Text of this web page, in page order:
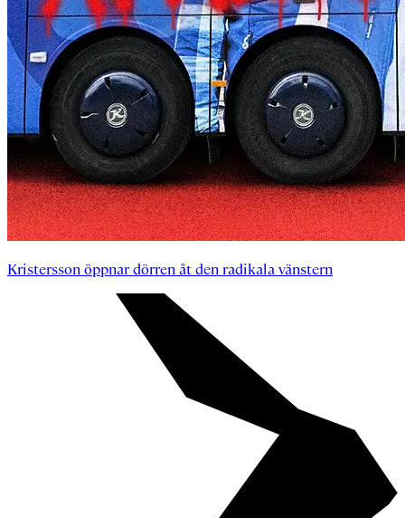
Kristersson öppnar dörren åt den radikala vänstern